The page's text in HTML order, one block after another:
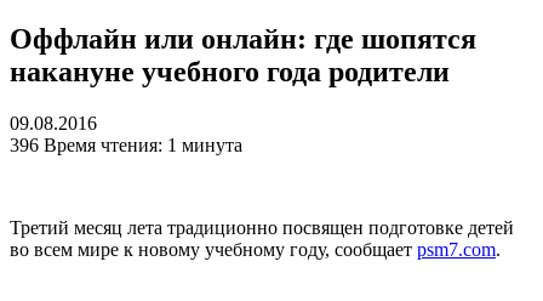
Оффлайн или онлайн: где шопятся
накануне учебного года родители
09.08.2016
396 Время чтения: 1 минута
Третий месяц лета традиционно посвящен подготовке детей
во всем мире к новому учебному году, сообщает psm7.com.